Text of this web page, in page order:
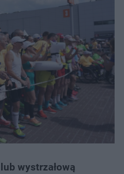
wystrzałową